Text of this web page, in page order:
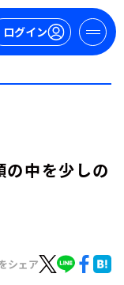
ログイン
の中を少しの
シェア